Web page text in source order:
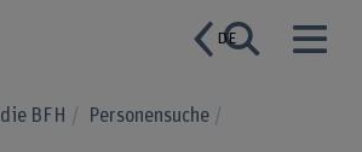
DE
BFH Personensuche